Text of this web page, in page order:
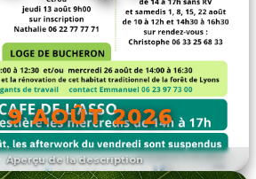
Aperçu de la description
9 AOÛT 2026
L'ÉVÉNEMENT